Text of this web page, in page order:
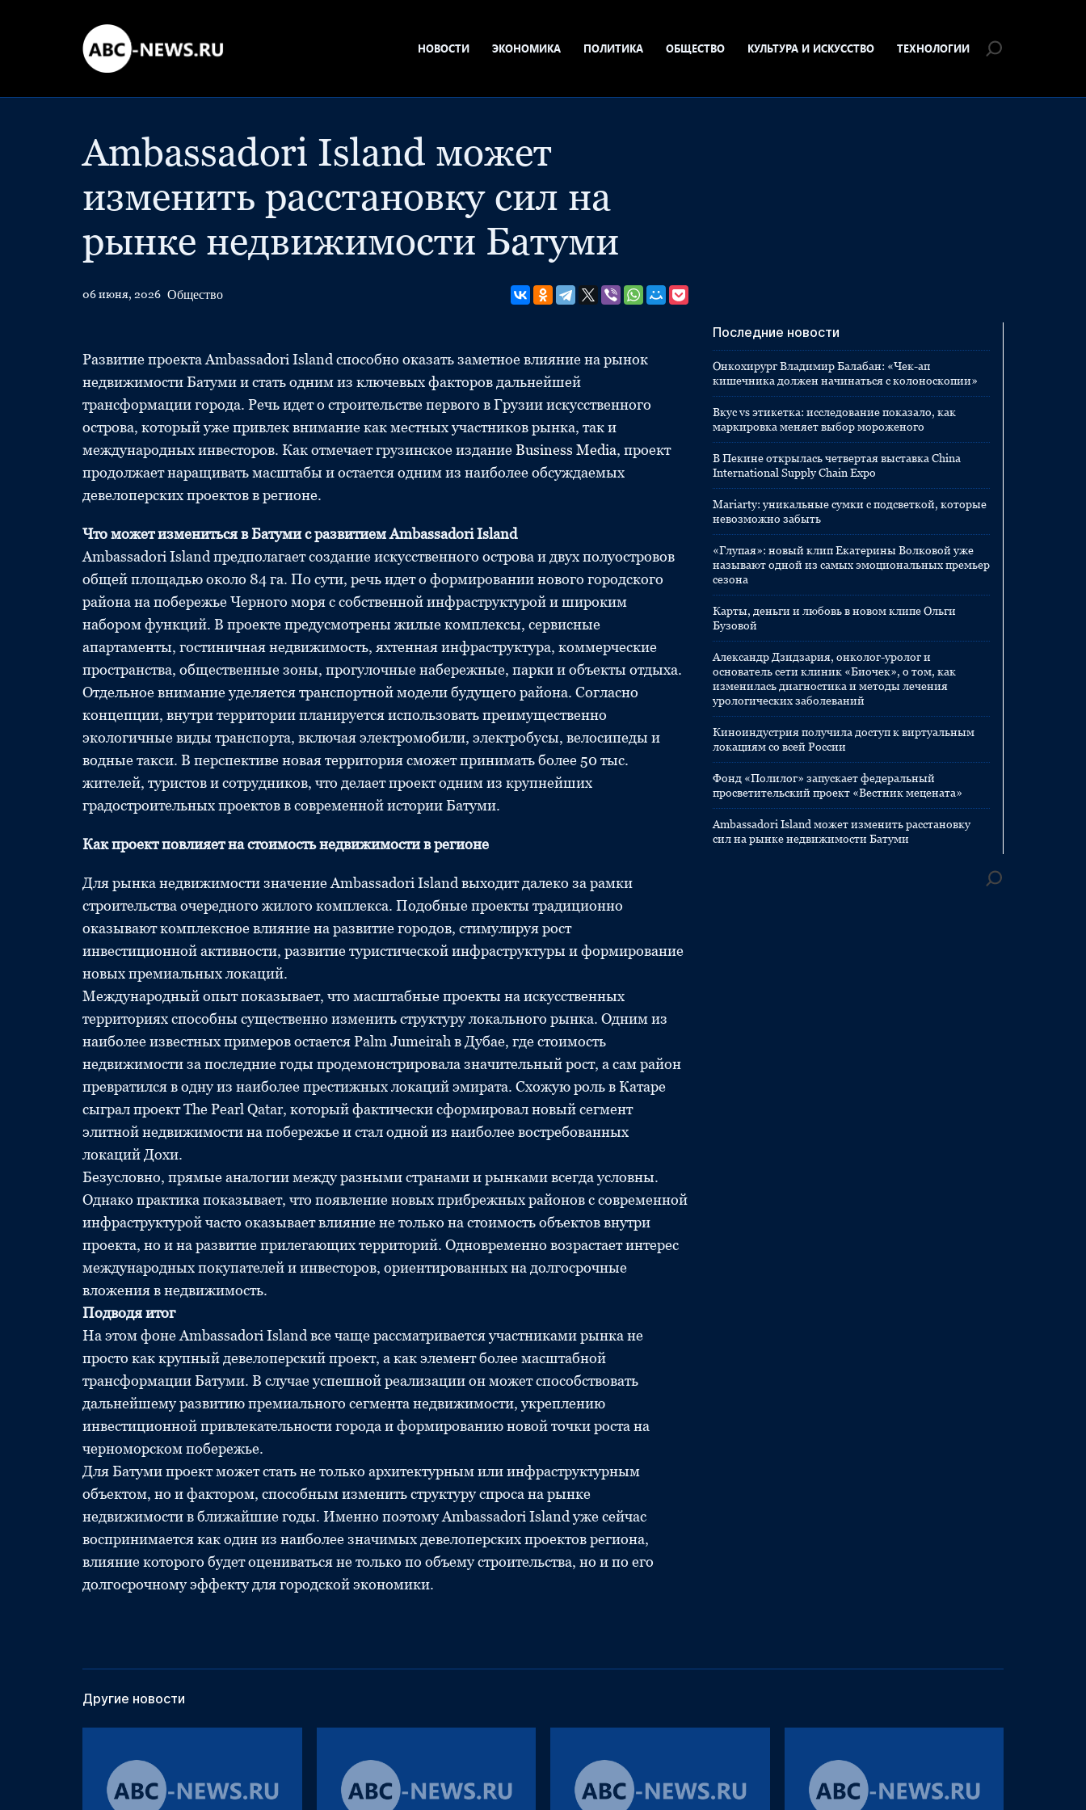
НОВОСТИ ЭКОНОМИКА ПОЛИТИКА ОБЩЕСТВО КУЛЬТУРА И ИСКУССТВО ТЕХНОЛОГИИ
Ambassadori Island может
изменить расстановку сил на
рынке недвижимости Батуми
06 июня, 2026 Общество
Развитие проекта Ambassadori Island способно оказать заметное влияние на рынок
недвижимости Батуми и стать одним из ключевых факторов дальнейшей
трансформации города. Речь идет о строительстве первого в Грузии искусственного
острова, который уже привлек внимание как местных участников рынка, так и
международных инвесторов. Как отмечает грузинское изданиеBusiness Media, проект
продолжает наращивать масштабы и остается одним из наиболее обсуждаемых
девелоперских проектов в регионе.
Что может измениться в Батуми с развитием Ambassadori Island
Ambassadori Island предполагает создание искусственного острова и двух полуостровов
общей площадью около 84 га. По сути, речь идет о формировании нового городского
района на побережье Черного моря с собственной инфраструктурой и широким
набором функций. В проекте предусмотрены жилые комплексы, сервисные
апартаменты, гостиничная недвижимость, яхтенная инфраструктура, коммерческие
пространства, общественные зоны, прогулочные набережные, парки и объекты отдыха.
Отдельное внимание уделяется транспортной модели будущего района. Согласно
концепции, внутри территории планируется использовать преимущественно
экологичные виды транспорта, включая электромобили, электробусы, велосипеды и
водные такси. В перспективе новая территория сможет принимать более 50 тыс.
жителей, туристов и сотрудников, что делает проект одним из крупнейших
градостроительных проектов в современной истории Батуми.
Как проект повлияет на стоимость недвижимости в регионе
Для рынка недвижимости значение Ambassadori Island выходит далеко за рамки
строительства очередного жилого комплекса. Подобные проекты традиционно
оказывают комплексное влияние на развитие городов, стимулируя рост
инвестиционной активности, развитие туристической инфраструктуры и формирование
новых премиальных локаций.
Международный опыт показывает, что масштабные проекты на искусственных
территориях способны существенно изменить структуру локального рынка. Одним из
наиболее известных примеров остается Palm Jumeirah в Дубае, где стоимость
недвижимости за последние годы продемонстрировала значительный рост, а сам район
превратился в одну из наиболее престижных локаций эмирата. Схожую роль в Катаре
сыграл проект The Pearl Qatar, который фактически сформировал новый сегмент
элитной недвижимости на побережье и стал одной из наиболее востребованных
локаций Дохи.
Безусловно, прямые аналогии между разными странами и рынками всегда условны.
Однако практика показывает, что появление новых прибрежных районов с современной
инфраструктурой часто оказывает влияние не только на стоимость объектов внутри
проекта, но и на развитие прилегающих территорий. Одновременно возрастает интерес
международных покупателей и инвесторов, ориентированных на долгосрочные
вложения в недвижимость.
Подводя итог
На этом фоне Ambassadori Island все чаще рассматривается участниками рынка не
просто как крупный девелоперский проект, а как элемент более масштабной
трансформации Батуми. В случае успешной реализации он может способствовать
дальнейшему развитию премиального сегмента недвижимости, укреплению
инвестиционной привлекательности города и формированию новой точки роста на
черноморском побережье.
Для Батуми проект может стать не только архитектурным или инфраструктурным
объектом, но и фактором, способным изменить структуру спроса на рынке
недвижимости в ближайшие годы. Именно поэтому Ambassadori Island уже сейчас
воспринимается как один из наиболее значимых девелоперских проектов региона,
влияние которого будет оцениваться не только по объему строительства, но и по его
долгосрочному эффекту для городской экономики.
Последние новости
Онкохирург Владимир Балабан: «Чек-ап
кишечника должен начинаться с колоноскопии»
Вкус vs этикетка: исследование показало, как
маркировка меняет выбор мороженого
В Пекине открылась четвертая выставка China
International Supply Chain Expo
Mariarty: уникальные сумки с подсветкой, которые
невозможно забыть
«Глупая»: новый клип Екатерины Волковой уже
называют одной из самых эмоциональных премьер
сезона
Карты, деньги и любовь в новом клипе Ольги
Бузовой
Александр Дзидзария, онколог-уролог и
основатель сети клиник «Биочек», о том, как
изменилась диагностика и методы лечения
урологических заболеваний
Киноиндустрия получила доступ к виртуальным
локациям со всей России
Фонд «Полилог» запускает федеральный
просветительский проект «Вестник мецената»
Ambassadori Island может изменить расстановку
сил на рынке недвижимости Батуми
Другие новости